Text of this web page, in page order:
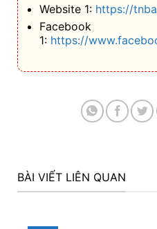
Website 1: https://
Facebook
1: https://
BÀI VIẾT LIÊN QUAN